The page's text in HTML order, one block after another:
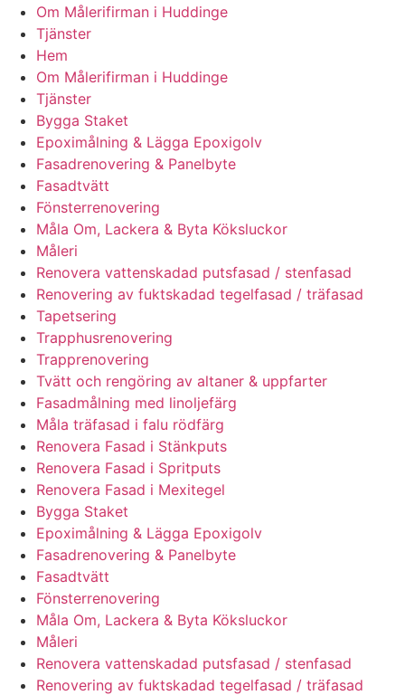
Om Målerifirman i Huddinge
Tjänster
Hem
Om Målerifirman i Huddinge
Tjänster
Bygga Staket
Epoximålning & Lägga Epoxigolv
Fasadrenovering & Panelbyte
Fasadtvätt
Fönsterrenovering
Måla Om, Lackera & Byta Köksluckor
Måleri
Renovera vattenskadad putsfasad / stenfasad
Renovering av fuktskadad tegelfasad / träfasad
Tapetsering
Trapphusrenovering
Trapprenovering
Tvätt och rengöring av altaner & uppfarter
Fasadmålning med linoljefärg
Måla träfasad i falu rödfärg
Renovera Fasad i Stänkputs
Renovera Fasad i Spritputs
Renovera Fasad i Mexitegel
Bygga Staket
Epoximålning & Lägga Epoxigolv
Fasadrenovering & Panelbyte
Fasadtvätt
Fönsterrenovering
Måla Om, Lackera & Byta Köksluckor
Måleri
Renovera vattenskadad putsfasad / stenfasad
Renovering av fuktskadad tegelfasad / träfasad